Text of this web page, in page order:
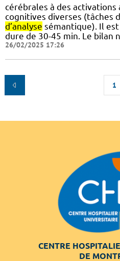
cérébrales à des activations
cognitives diverses (tâches
d’analyse sémantique). Il
dure de 30-45 min. Le bilan
26/02/2025 17:26
1
CENTRE
DE